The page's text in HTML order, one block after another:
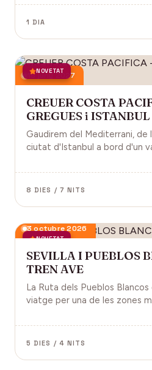
1 DIA
NOVETAT
18 juny 2027
CREUER COSTA
GREGUES i ISTANBUL
Gaudirem del Mediterrani, de
ciutat d'Istanbul a bord d'un
8 DIES / 7 NITS
NOVETAT
3 octubre 2026
SEVILLA I PUEBLOS
TREN AVE
La Ruta dels Pueblos Blancos
viatge per una de les zones
Cadis i Màlaga. Vens amb
5 DIES / 4 NITS